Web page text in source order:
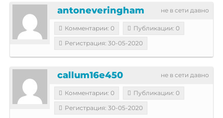
не в сети давно
antoneveringham
Комментарии: 0
Публикации: 0
Регистрация: 30-05-2020
не в сети давно
callum16e450
Комментарии: 0
Публикации: 0
Регистрация: 30-05-2020